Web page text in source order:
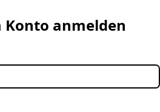
Konto anmelden